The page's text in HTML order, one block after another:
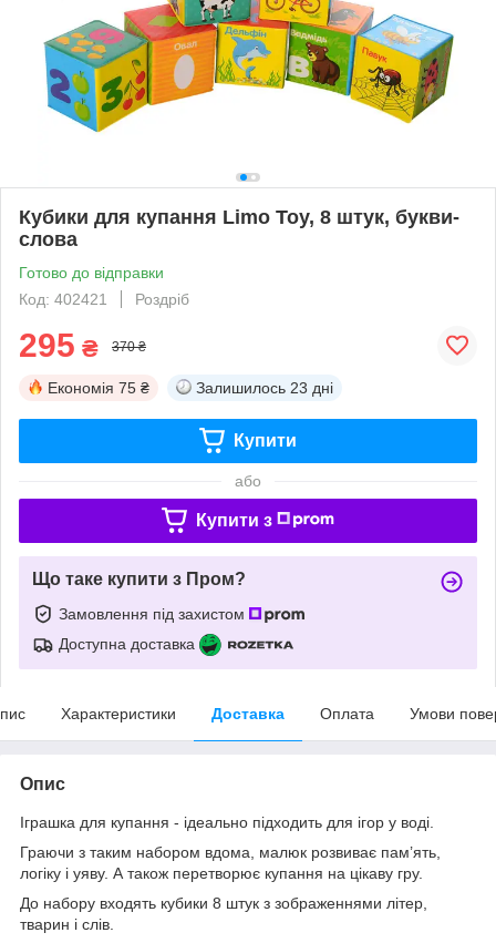
Кубики для купання Limo Toy, 8 штук, букви-
слова
Готово до відправки
Код: 402421
Роздріб
295 ₴ 370 ₴
Економія 75 ₴ Залишилось 23 дні
Купити
або
Купити з
Що таке купити з Пром?
Замовлення під захистом
Доступна доставка
Характеристики Доставка Оплата Умови
Опис
Іграшка для купання - ідеально підходить для ігор у воді.
Граючи з таким набором вдома, малюк розвиває пам’ять,
логіку і уяву. А також перетворює купання на цікаву гру.
До набору входять кубики 8 штук з зображеннями літер,
тварин і слів.